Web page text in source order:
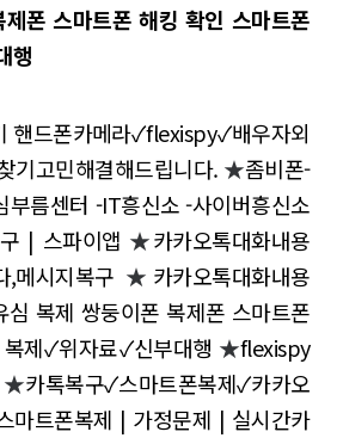
폰 스마트폰 해킹 확인 스마트폰
행
핸드폰카메라✓flexispy✓배우자외
기고민해결해드립니다. ★좀비폰-
부름센터 -IT흥신소 -사이버흥신소
| 스파이앱 ★카카오톡대화내용
,메시지복구 ★ 카카오톡대화내용
심 복제 쌍둥이폰 복제폰 스마트폰
제✓위자료✓신부대행 ★flexispy
★카톡복구✓스마트폰복제✓카카오
마트폰복제 | 가정문제 | 실시간카